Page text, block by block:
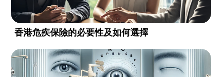
香港危疾保險的必要性及如何選擇